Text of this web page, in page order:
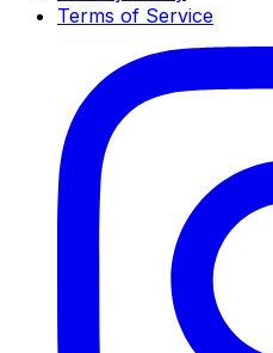
Terms of Service